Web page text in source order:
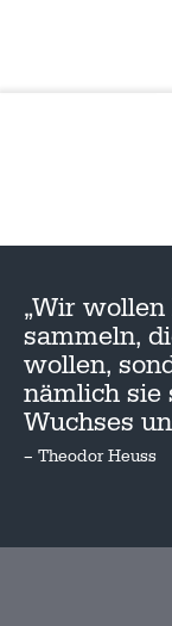
„Wir
sammeln,
wollen,
nämlich sie
Wuchses
– Theodor Heuss